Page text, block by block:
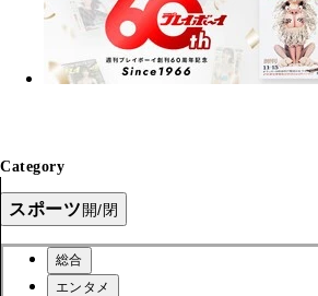
Category
スポーツ開/閉
総合
エンタメ